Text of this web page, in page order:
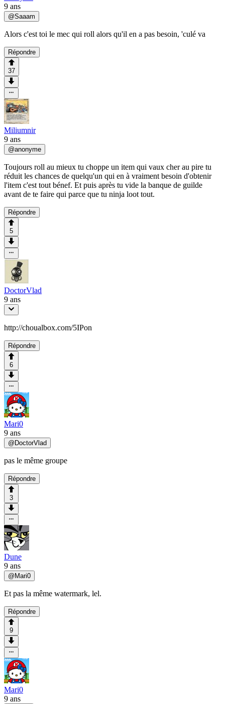
9 ans
@Saaam
Alors c'est toi le mec qui roll alors qu'il en a pas besoin, 'culé va
Répondre
37
Miliumnir
9 ans
@anonyme
Toujours roll au mieux tu choppe un item qui vaux cher au pire tu
réduit les chances de quelqu'un qui en à vraiment besoin d'obtenir
l'item c'est tout bénef. Et puis après tu vide la banque de guilde
avant de te faire qui parce que tu ninja loot tout.
Répondre
5
DoctorVlad
9 ans
http://choualbox.com/5IPon
Répondre
6
Mari0
9 ans
@ DoctorVlad
pas le même groupe
Répondre
3
Dune
9 ans
@ Mari0
Et pas la même watermark, lel.
Répondre
9
Mari0
9 ans